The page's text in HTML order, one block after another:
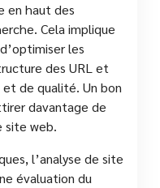
en haut des
Cela implique
les
des URL et
de qualité. Un bon
davantage de
site web.
l’analyse de site
évaluation du